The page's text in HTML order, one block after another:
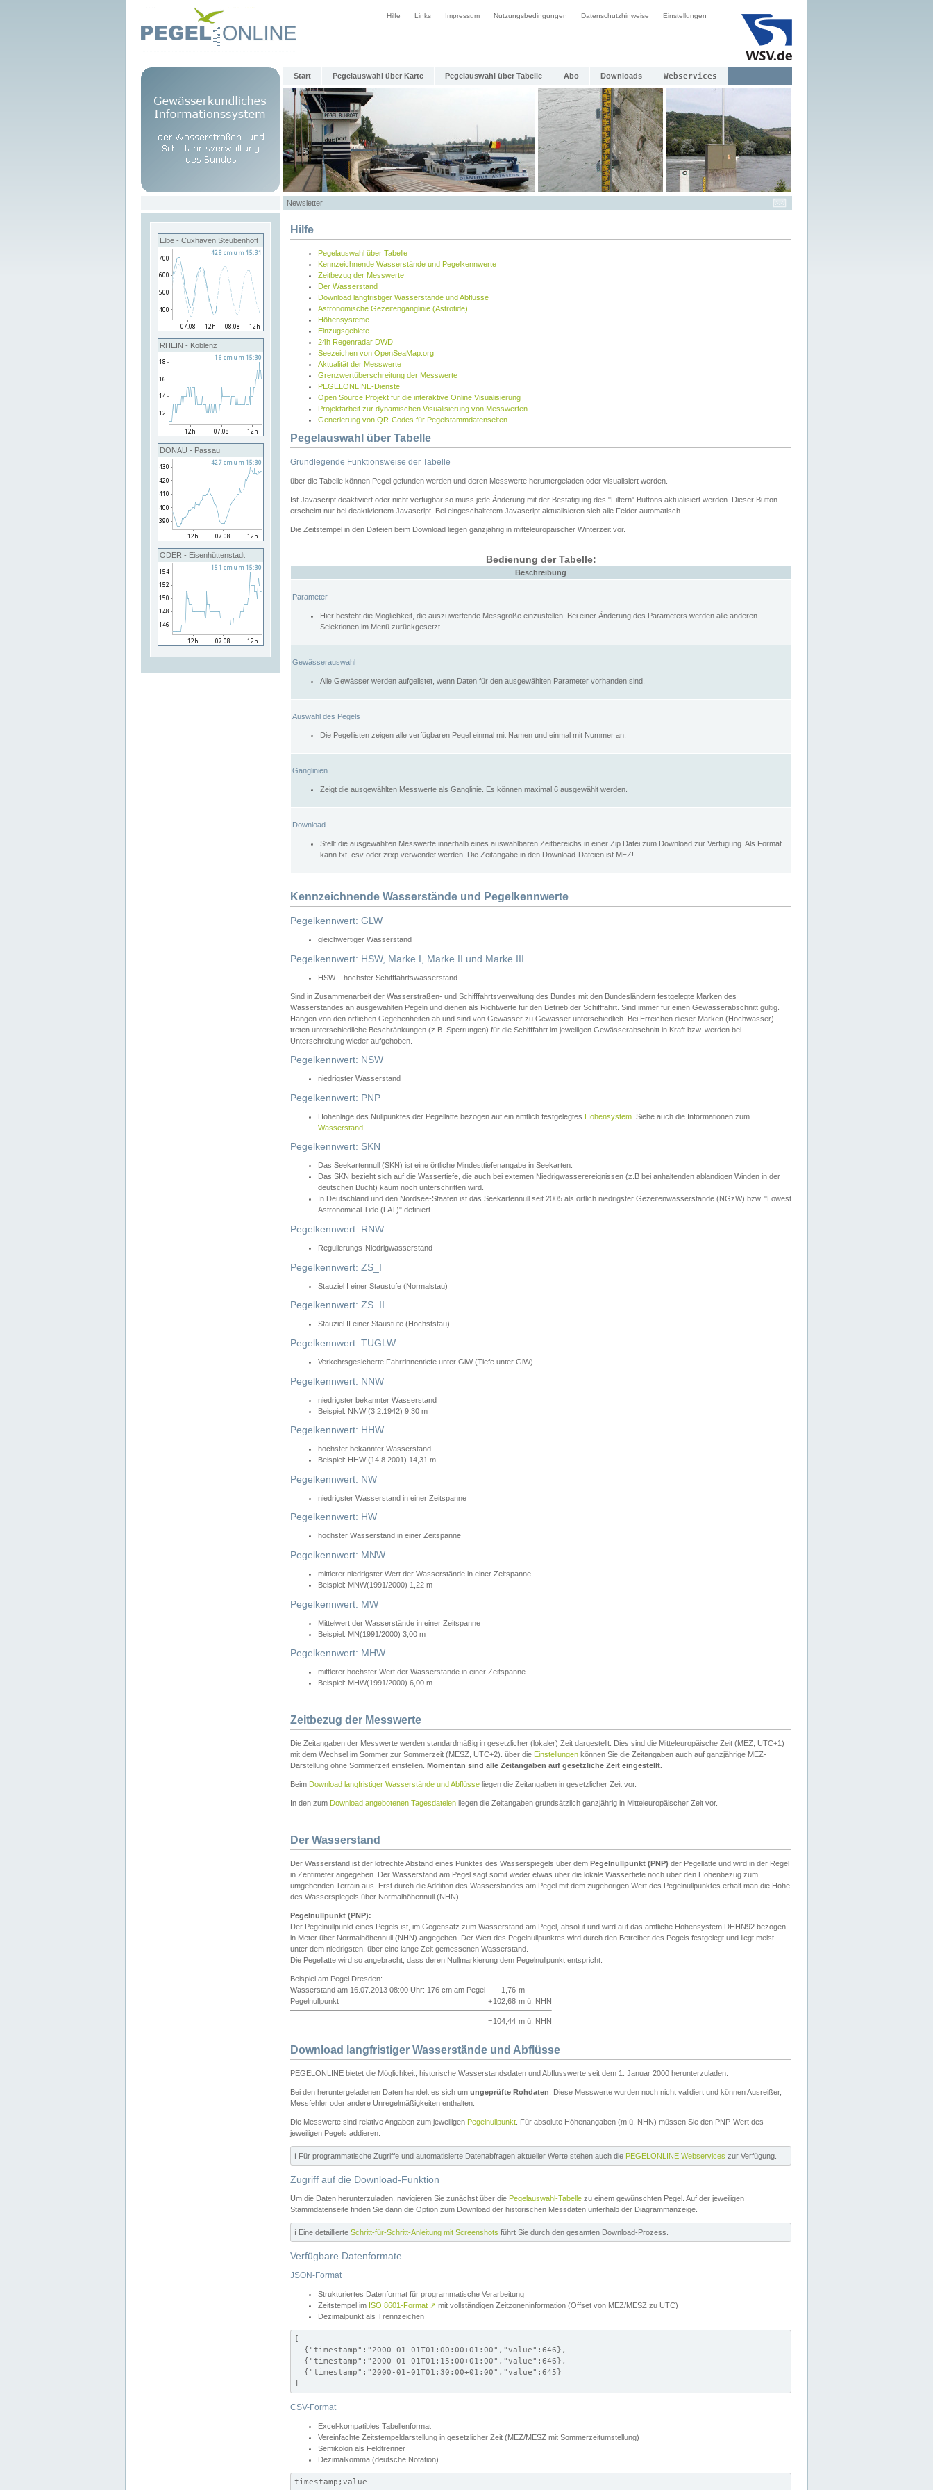
Hilfe Links Impressum Nutzungsbedingungen Datenschutzhinweise Einstellungen
Start Pegelauswahl über Karte Pegelauswahl über Tabelle Abo Downloads Webservices
Newsletter
Elbe - Cuxhaven Steubenhöft
RHEIN - Koblenz
DONAU - Passau
ODER - Eisenhüttenstadt
Hilfe
Pegelauswahl über Tabelle
Kennzeichnende Wasserstände und Pegelkennwerte
Zeitbezug der Messwerte
Der Wasserstand
Download langfristiger Wasserstände und Abflüsse
Astronomische Gezeitenganglinie (Astrotide)
Höhensysteme
Einzugsgebiete
24h Regenradar DWD
Seezeichen von OpenSeaMap.org
Aktualität der Messwerte
Grenzwertüberschreitung der Messwerte
PEGELONLINE-Dienste
Open Source Projekt für die interaktive Online Visualisierung
Projektarbeit zur dynamischen Visualisierung von Messwerten
Generierung von QR-Codes für Pegelstammdatenseiten
Pegelauswahl über Tabelle
Grundlegende Funktionsweise der Tabelle
über die Tabelle können Pegel gefunden werden und deren Messwerte heruntergeladen oder visualisiert werden.
Ist Javascript deaktiviert oder nicht verfügbar so muss jede Änderung mit der Bestätigung des "Filtern" Buttons aktualisiert werden. Dieser Button
erscheint nur bei deaktiviertem Javascript. Bei eingeschaltetem Javascript aktualisieren sich alle Felder automatisch.
Die Zeitstempel in den Dateien beim Download liegen ganzjährig in mitteleuropäischer Winterzeit vor.
Bedienung der Tabelle:
Beschreibung
Parameter
Hier besteht die Möglichkeit, die auszuwertende Messgröße einzustellen. Bei einer Änderung des Parameters werden alle anderen
Selektionen im Menü zurückgesetzt.
Gewässerauswahl
Alle Gewässer werden aufgelistet, wenn Daten für den ausgewählten Parameter vorhanden sind.
Auswahl des Pegels
Die Pegellisten zeigen alle verfügbaren Pegel einmal mit Namen und einmal mit Nummer an.
Ganglinien
Zeigt die ausgewählten Messwerte als Ganglinie. Es können maximal 6 ausgewählt werden.
Download
Stellt die ausgewählten Messwerte innerhalb eines auswählbaren Zeitbereichs in einer Zip Datei zum Download zur Verfügung. Als Format
kann txt, csv oder zrxp verwendet werden. Die Zeitangabe in den Download-Dateien ist MEZ!
Kennzeichnende Wasserstände und Pegelkennwerte
Pegelkennwert: GLW
gleichwertiger Wasserstand
Pegelkennwert: HSW, Marke I, Marke II und Marke III
HSW – höchster Schifffahrtswasserstand
Sind in Zusammenarbeit der Wasserstraßen- und Schifffahrtsverwaltung des Bundes mit den Bundesländern festgelegte Marken des
Wasserstandes an ausgewählten Pegeln und dienen als Richtwerte für den Betrieb der Schifffahrt. Sind immer für einen Gewässerabschnitt gültig.
Hängen von den örtlichen Gegebenheiten ab und sind von Gewässer zu Gewässer unterschiedlich. Bei Erreichen dieser Marken (Hochwasser)
treten unterschiedliche Beschränkungen (z.B. Sperrungen) für die Schifffahrt im jeweiligen Gewässerabschnitt in Kraft bzw. werden bei
Unterschreitung wieder aufgehoben.
Pegelkennwert: NSW
niedrigster Wasserstand
Pegelkennwert: PNP
Höhenlage des Nullpunktes der Pegellatte bezogen auf ein amtlich festgelegtes Höhensystem . Siehe auch die Informationen zum
Wasserstand
Pegelkennwert: SKN
Das Seekartennull (SKN) ist eine örtliche Mindesttiefenangabe in Seekarten.
Das SKN bezieht sich auf die Wassertiefe, die auch bei extemen Niedrigwasserereignissen (z.B bei anhaltenden ablandigen Winden in der
deutschen Bucht) kaum noch unterschritten wird.
In Deutschland und den Nordsee-Staaten ist das Seekartennull seit 2005 als örtlich niedrigster Gezeitenwasserstande (NGzW) bzw. "Lowest
Astronomical Tide (LAT)" definiert.
Pegelkennwert: RNW
Regulierungs-Niedrigwasserstand
Pegelkennwert: ZS_I
Stauziel I einer Staustufe (Normalstau)
Pegelkennwert: ZS_II
Stauziel II einer Staustufe (Höchststau)
Pegelkennwert: TUGLW
Verkehrsgesicherte Fahrrinnentiefe unter GlW (Tiefe unter GlW)
Pegelkennwert: NNW
niedrigster bekannter Wasserstand
Beispiel: NNW (3.2.1942) 9,30 m
Pegelkennwert: HHW
höchster bekannter Wasserstand
Beispiel: HHW (14.8.2001) 14,31 m
Pegelkennwert: NW
niedrigster Wasserstand in einer Zeitspanne
Pegelkennwert: HW
höchster Wasserstand in einer Zeitspanne
Pegelkennwert: MNW
mittlerer niedrigster Wert der Wasserstände in einer Zeitspanne
Beispiel: MNW(1991/2000) 1,22 m
Pegelkennwert: MW
Mittelwert der Wasserstände in einer Zeitspanne
Beispiel: MN(1991/2000) 3,00 m
Pegelkennwert: MHW
mittlerer höchster Wert der Wasserstände in einer Zeitspanne
Beispiel: MHW(1991/2000) 6,00 m
Zeitbezug der Messwerte
Die Zeitangaben der Messwerte werden standardmäßig in gesetzlicher (lokaler) Zeit dargestellt. Dies sind die Mitteleuropäische Zeit (MEZ, UTC+1)
mit dem Wechsel im Sommer zur Sommerzeit (MESZ, UTC+2). über die Einstellungen können Sie die Zeitangaben auch auf ganzjährige MEZ-
Darstellung ohne Sommerzeit einstellen. Momentan sind alle Zeitangaben auf gesetzliche Zeit eingestellt.
Beim Download langfristiger Wasserstände und Abflüsse liegen die Zeitangaben in gesetzlicher Zeit vor.
In den zum Download angebotenen Tagesdateien liegen die Zeitangaben grundsätzlich ganzjährig in Mitteleuropäischer Zeit vor.
Der Wasserstand
Der Wasserstand ist der lotrechte Abstand eines Punktes des Wasserspiegels über dem Pegelnullpunkt (PNP) der Pegellatte und wird in der Regel
in Zentimeter angegeben. Der Wasserstand am Pegel sagt somit weder etwas über die lokale Wassertiefe noch über den Höhenbezug zum
umgebenden Terrain aus. Erst durch die Addition des Wasserstandes am Pegel mit dem zugehörigen Wert des Pegelnullpunktes erhält man die Höhe
des Wasserspiegels über Normalhöhennull (NHN).
Pegelnullpunkt (PNP):
Der Pegelnullpunkt eines Pegels ist, im Gegensatz zum Wasserstand am Pegel, absolut und wird auf das amtliche Höhensystem DHHN92 bezogen
in Meter über Normalhöhennull (NHN) angegeben. Der Wert des Pegelnullpunktes wird durch den Betreiber des Pegels festgelegt und liegt meist
unter dem niedrigsten, über eine lange Zeit gemessenen Wasserstand.
Die Pegellatte wird so angebracht, dass deren Nullmarkierung dem Pegelnullpunkt entspricht.
Beispiel am Pegel Dresden:
Wasserstand am 16.07.2013 08:00 Uhr: 176 cm am Pegel
1,76 m
Pegelnullpunkt
+102,68 m ü. NHN
=104,44 m ü. NHN
Download langfristiger Wasserstände und Abflüsse
PEGELONLINE bietet die Möglichkeit, historische Wasserstandsdaten und Abflusswerte seit dem 1. Januar 2000 herunterzuladen.
Bei den heruntergeladenen Daten handelt es sich um ungeprüfte Rohdaten . Diese Messwerte wurden noch nicht validiert und können Ausreißer,
Messfehler oder andere Unregelmäßigkeiten enthalten.
Die Messwerte sind relative Angaben zum jeweiligen Pegelnullpunkt . Für absolute Höhenangaben (m ü. NHN) müssen Sie den PNP-Wert des
jeweiligen Pegels addieren.
ℹ️ Für programmatische Zugriffe und automatisierte Datenabfragen aktueller Werte stehen auch die PEGELONLINE Webservices zur Verfügung.
Zugriff auf die Download-Funktion
Um die Daten herunterzuladen, navigieren Sie zunächst über die Pegelauswahl-Tabelle zu einem gewünschten Pegel. Auf der jeweiligen
Stammdatenseite finden Sie dann die Option zum Download der historischen Messdaten unterhalb der Diagrammanzeige.
ℹ️ Eine detaillierte Schritt-für-Schritt-Anleitung mit Screenshots führt Sie durch den gesamten Download-Prozess.
Verfügbare Datenformate
JSON-Format
Strukturiertes Datenformat für programmatische Verarbeitung
Zeitstempel im ISO 8601-Format ↗ mit vollständigen Zeitzoneninformation (Offset von MEZ/MESZ zu UTC)
Dezimalpunkt als Trennzeichen
[
  {"timestamp":"2000-01-01T01:00:00+01:00","value":646},
  {"timestamp":"2000-01-01T01:15:00+01:00","value":646},
  {"timestamp":"2000-01-01T01:30:00+01:00","value":645}
]
CSV-Format
Excel-kompatibles Tabellenformat
Vereinfachte Zeitstempeldarstellung in gesetzlicher Zeit (MEZ/MESZ mit Sommerzeitumstellung)
Semikolon als Feldtrenner
Dezimalkomma (deutsche Notation)
timestamp;value